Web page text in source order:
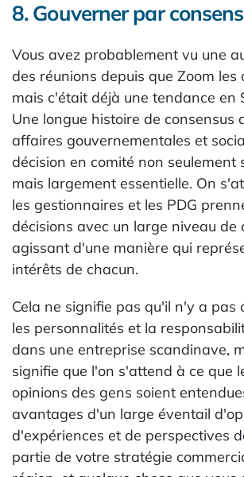
8. Gouverner par
Vous avez probablement vu une
des réunions depuis que Zoom les
mais c'était déjà une tendance en
Une longue histoire de consensus
affaires gouvernementales et
décision en comité non seulement
mais largement essentielle. On
les gestionnaires et les PDG
décisions avec un large niveau de
agissant d'une manière qui
intérêts de chacun.
Cela ne signifie pas qu'il n'y a pas
les personnalités et la
dans une entreprise scandinave,
signifie que l'on s'attend à ce que
opinions des gens soient
avantages d'un large éventail
d'expériences et de perspectives
partie de votre stratégie